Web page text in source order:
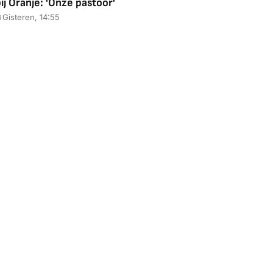
Oranje: 'Onze pastoor'
Gisteren, 14:55